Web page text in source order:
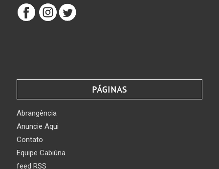
PÁGINAS
Abrangência
Anuncie Aqui
Contato
Equipe Cabiúna
feed RSS